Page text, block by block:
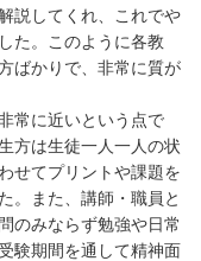
説してくれ、これでや
た。このように各教
ばかりで、非常に質が
常に近いという点で
方は生徒一人一人の状
せてプリントや課題を
。また、講師・職員と
のみならず勉強や日常
験期間を通して精神面